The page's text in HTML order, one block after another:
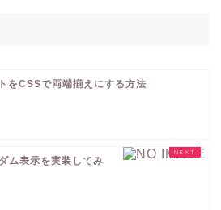
をCSSで両端揃えにする方法
ム表示を実装してみ